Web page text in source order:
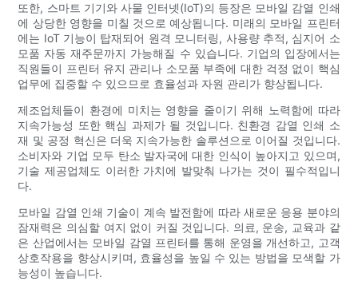
또한, 스마트 기기와 사물 인터넷(IoT)의 등장은 모바일 감열 인쇄
에 상당한 영향을 미칠 것으로 예상됩니다. 미래의 모바일 프린터
에는 IoT 기능이 탑재되어 원격 모니터링, 사용량 추적, 심지어 소
모품 자동 재주문까지 가능해질 수 있습니다. 기업의 입장에서는
직원들이 프린터 유지 관리나 소모품 부족에 대한 걱정 없이 핵심
업무에 집중할 수 있으므로 효율성과 자원 관리가 향상됩니다.
제조업체들이 환경에 미치는 영향을 줄이기 위해 노력함에 따라
지속가능성 또한 핵심 과제가 될 것입니다. 친환경 감열 인쇄 소
재 및 공정 혁신은 더욱 지속가능한 솔루션으로 이어질 것입니다.
소비자와 기업 모두 탄소 발자국에 대한 인식이 높아지고 있으며,
기술 제공업체도 이러한 가치에 발맞춰 나가는 것이 필수적입니
다.
모바일 감열 인쇄 기술이 계속 발전함에 따라 새로운 응용 분야의
잠재력은 의심할 여지 없이 커질 것입니다. 의료, 운송, 교육과 같
은 산업에서는 모바일 감열 프린터를 통해 운영을 개선하고, 고객
상호작용을 향상시키며, 효율성을 높일 수 있는 방법을 모색할 가
능성이 높습니다.